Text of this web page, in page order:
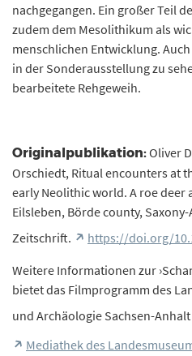
nachgegangen. Ein großer Teil
zudem dem Mesolithikum als
menschlichen Entwicklung.
in der Sonderausstellung zu
bearbeitete Rehgeweih.
Originalpublikation:Oliver
Orschiedt, Ritual encounters at
early Neolithic world. A roe deer
Eilsleben, Börde county,
Zeitschrift.
https://doi.org/
Weitere Informationen zur
bietet das Filmprogramm des
und Archäologie Sachsen-
Mediathek des